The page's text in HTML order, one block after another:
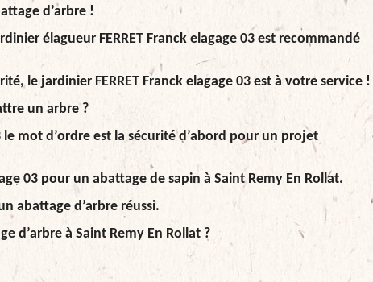
d’arbre !
élagueur FERRET Franck elagage 03 est recommandé
le jardinier FERRET Franck elagage 03 est à votre service !
un arbre ?
le mot d’ordre est la sécurité d’abord pour un projet
03 pour un abattage de sapin à Saint Remy En Rollat.
abattage d’arbre réussi.
d’arbre à Saint Remy En Rollat ?